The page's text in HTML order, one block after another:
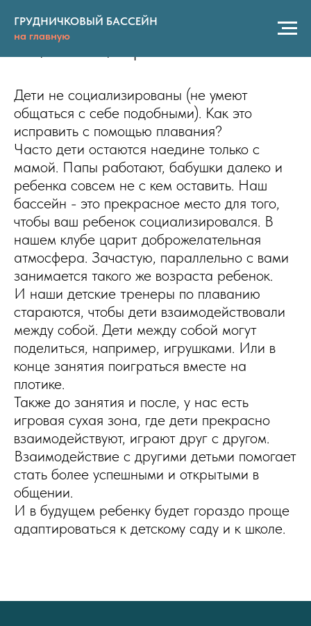
ГРУДНИЧКОВЫЙ БАССЕЙН
на главную
Бассейн как средство
социализации ребенка
Дети не социализированы (не умеют
общаться с себе подобными). Как это
исправить с помощью плавания?
Часто дети остаются наедине только с
мамой. Папы работают, бабушки далеко и
ребенка совсем не с кем оставить. Наш
бассейн - это прекрасное место для того,
чтобы ваш ребенок социализировался. В
нашем клубе царит доброжелательная
атмосфера. Зачастую, параллельно с вами
занимается такого же возраста ребенок.
И наши детские тренеры по плаванию
стараются, чтобы дети взаимодействовали
между собой. Дети между собой могут
поделиться, например, игрушками. Или в
конце занятия поиграться вместе на
плотике.
Также до занятия и после, у нас есть
игровая сухая зона, где дети прекрасно
взаимодействуют, играют друг с другом.
Взаимодействие с другими детьми помогает
стать более успешными и открытыми в
общении.
И в будущем ребенку будет гораздо проще
адаптироваться к детскому саду и к школе.